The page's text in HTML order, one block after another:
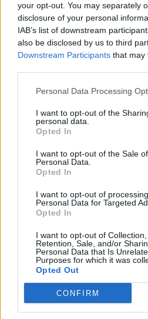
your opt-out. You may separately
disclosure of your personal
IAB’s list of downstream
also be disclosed by us to third
Downstream Participants that may
Personal Data Processing
I want to opt-out of the
personal data.
Opted In
I want to opt-out of the Sale
Personal Data.
Opted In
I want to opt-out of
Personal Data for Targeted
Opted In
I want to opt-out of Collection,
Retention, Sale, and/or
Personal Data that Is
Purposes for which it was
Opted Out
CONFIRM
07/08/2026 - 11:57
«κόκκινο» η Αττική – Τι
παραθεριστές